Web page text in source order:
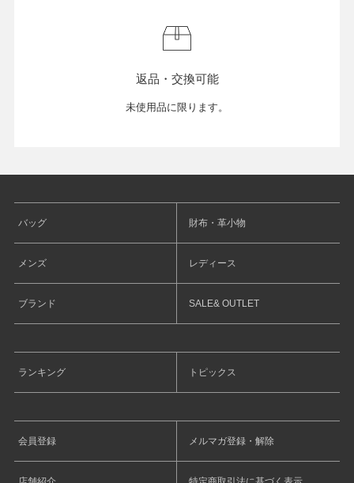
返品・交換可能
未使用品に限ります。
バッグ 財布・革小物
メンズ レディース
ブランド SALE& OUTLET
ランキング トピックス
会員登録 メルマガ登録・解除